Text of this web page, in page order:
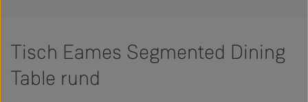
Tisch Eames Segmented Dining
Table rund